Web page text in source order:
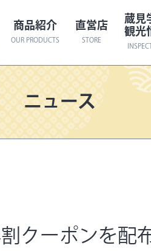
亜56冠達成!!
造はつくっている蔵人がちがい
商品紹介
OUR PRODUCTS
旬の限定酒 受賞酒
直営店
STORE
蔵見
観光
蔵見学 観光情報
社長メッセージ アク
ニュース
クーポンを配